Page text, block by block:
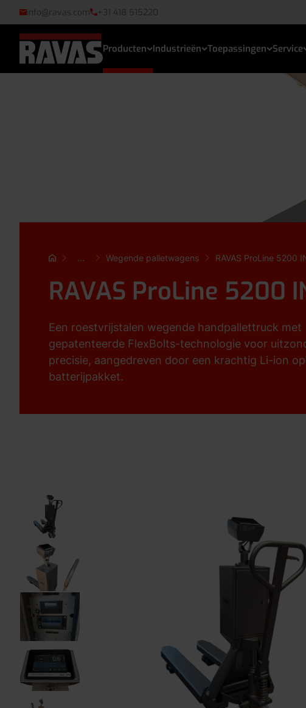
info@ravas.com +31 418 515220
Producten Industrieën Toepassingen Service
... Wegende palletwagens RAVAS ProLine 5200
RAVAS ProLine 5200
Een roestvrijstalen wegende handpallettruck met
gepatenteerde FlexBolts-technologie voor
precisie, aangedreven door een krachtig Li-ion
batterijpakket.